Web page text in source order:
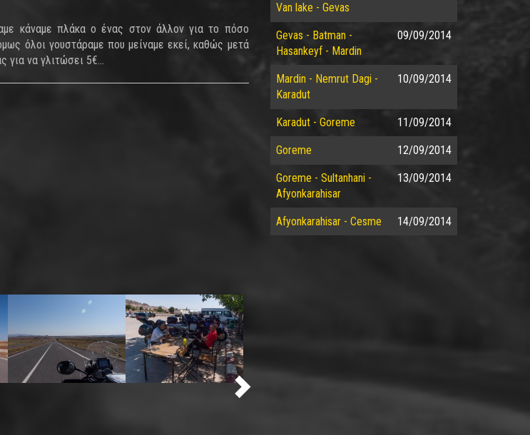
κάναμε πλάκα ο ένας στον άλλον για το πόσο
όλοι γουστάραμε που μείναμε εκεί, καθώς μετά
για να γλιτώσει 5€...
Van lake - Gevas
Gevas - Batman -
Hasankeyf - Mardin
09/09/2014
Mardin - Nemrut Dagi -
Karadut
10/09/2014
Karadut - Goreme 11/09/2014
Goreme 12/09/2014
Goreme - Sultanhani -
Afyonkarahisar
13/09/2014
Afyonkarahisar - Cesme 14/09/2014